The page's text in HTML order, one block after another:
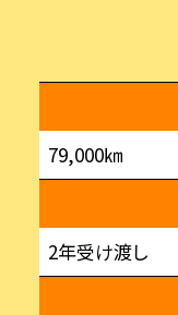
79,000㎞
2年受け渡し